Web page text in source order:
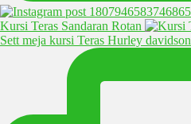
Kursi Teras Sandaran Rotan
Sett meja kursi Teras Hurley davidson